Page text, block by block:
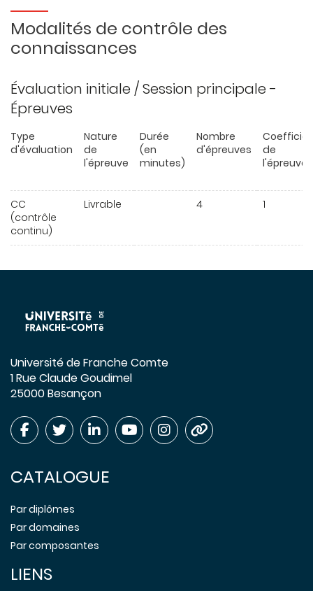
Modalités de contrôle des
connaissances
Évaluation initiale / Session principale -
Épreuves
Type
d'évaluation
Nature
de
l'épreuve
Durée
(en
minutes)
Nombre
d'épreuves
de
l'épreuve
CC
(contrôle
continu)
Livrable 4 1
Université de Franche Comte
1 Rue Claude Goudimel
25000 Besançon
CATALOGUE
Par diplômes
Par domaines
Par composantes
LIENS